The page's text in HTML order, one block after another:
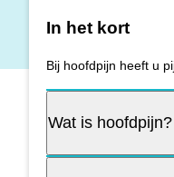
In het kort
Bij hoofdpijn heeft u
Wat is hoofdpijn?